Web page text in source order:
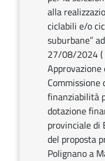
alla
ciclabili e/o
suburbane”
27/08/2024 (
finanziabilità
dotazione
provinciale di
del proposta
Polignano a